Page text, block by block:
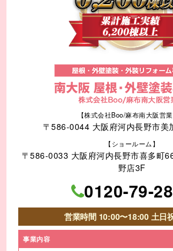
【株式会社Boo/麻布南大阪営業
〒586-0044 大阪府河内長野市美
【ショールーム】
〒586-0033 大阪府河内長野市喜多町
野店3F
0120-79-
営業時間 10:00〜18:00 土日
事業内容